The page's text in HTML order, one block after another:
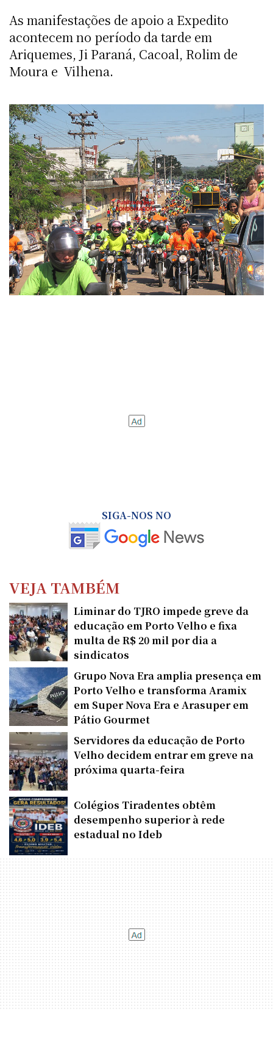
As manifestações de apoio a Expedito
acontecem no período da tarde em
Ariquemes, Ji Paraná, Cacoal, Rolim de
Moura e Vilhena.
SIGA-NOS NO
VEJA TAMBÉM
Liminar do TJRO impede greve da
educação em Porto Velho e fixa
multa de R$ 20 mil por dia a
sindicatos
Grupo Nova Era amplia presença em
Porto Velho e transforma Aramix
em Super Nova Era e Arasuper em
Pátio Gourmet
Servidores da educação de Porto
Velho decidem entrar em greve na
próxima quarta-feira
Colégios Tiradentes obtêm
desempenho superior à rede
estadual no Ideb